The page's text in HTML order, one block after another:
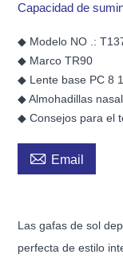
Capacidad de
◆ Modelo NO .:
◆ Marco TR90
◆ Lente base PC 8
◆ Almohadillas
◆ Consejos para el
 Email
Las gafas de sol
perfecta de estilo